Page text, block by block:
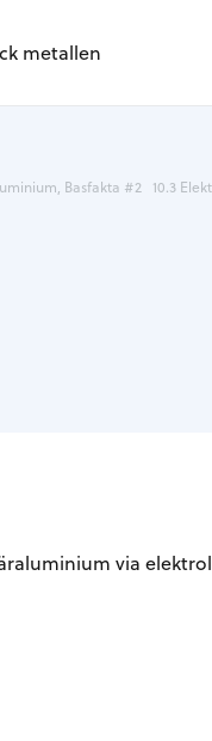
metallen
Basfakta #2 10.3
via